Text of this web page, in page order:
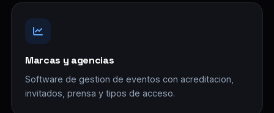
Marcas y agencias
Software de gestion de eventos con acreditacion,
invitados, prensa y tipos de acceso.